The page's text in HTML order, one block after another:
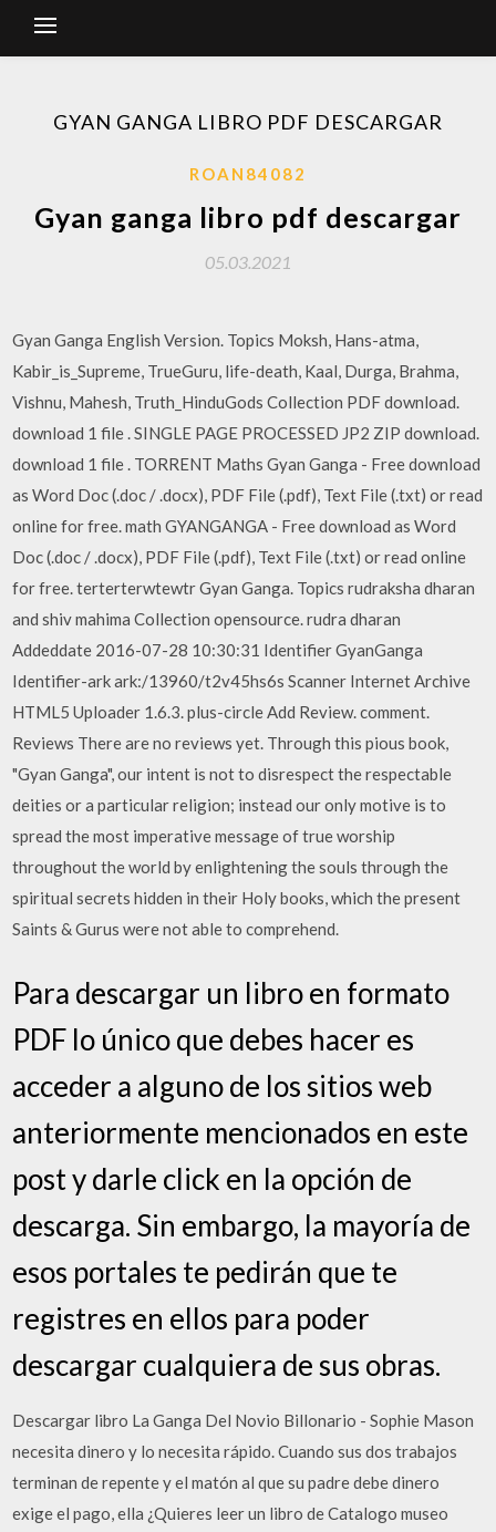
GYAN GANGA LIBRO PDF DESCARGAR
ROAN84082
Gyan ganga libro pdf descargar
05.03.2021
Gyan Ganga English Version. Topics Moksh, Hans-atma,
Kabir_is_Supreme, TrueGuru, life-death, Kaal, Durga, Brahma,
Vishnu, Mahesh, Truth_HinduGods Collection PDF download.
download 1 file . SINGLE PAGE PROCESSED JP2 ZIP download.
download 1 file . TORRENT Maths Gyan Ganga - Free download
as Word Doc (.doc / .docx), PDF File (.pdf), Text File (.txt) or read
online for free. math GYANGANGA - Free download as Word
Doc (.doc / .docx), PDF File (.pdf), Text File (.txt) or read online
for free. terterterwtewtr Gyan Ganga. Topics rudraksha dharan
and shiv mahima Collection opensource. rudra dharan
Addeddate 2016-07-28 10:30:31 Identifier GyanGanga
Identifier-ark ark:/13960/t2v45hs6s Scanner Internet Archive
HTML5 Uploader 1.6.3. plus-circle Add Review. comment.
Reviews There are no reviews yet. Through this pious book,
"Gyan Ganga", our intent is not to disrespect the respectable
deities or a particular religion; instead our only motive is to
spread the most imperative message of true worship
throughout the world by enlightening the souls through the
spiritual secrets hidden in their Holy books, which the present
Saints & Gurus were not able to comprehend.
Para descargar un libro en formato
PDF lo único que debes hacer es
acceder a alguno de los sitios web
anteriormente mencionados en este
post y darle click en la opción de
descarga. Sin embargo, la mayoría de
esos portales te pedirán que te
registres en ellos para poder
descargar cualquiera de sus obras.
Descargar libro La Ganga Del Novio Billonario - Sophie Mason
necesita dinero y lo necesita rápido. Cuando sus dos trabajos
terminan de repente y el matón al que su padre debe dinero
exige el pago, ella ¿Quieres leer un libro de Catalogo museo